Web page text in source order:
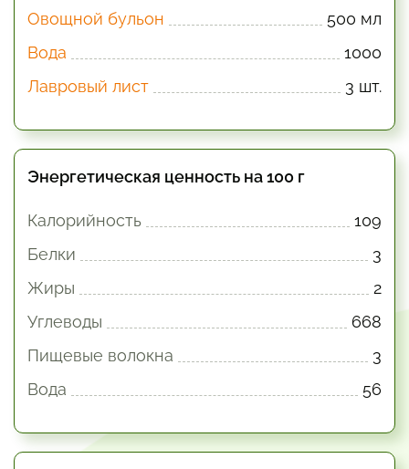
Овощной бульон
500 мл
Вода
1000
Лавровый лист
3 шт.
Энергетическая ценность на 100 г
Калорийность
109
Белки
3
Жиры
2
Углеводы
668
Пищевые волокна
3
Вода
56